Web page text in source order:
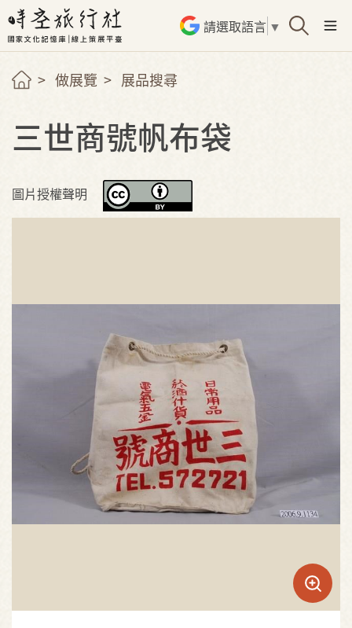
請選取語言 ▼
做展覽 展品搜尋
三世商號帆布袋
圖片授權聲明